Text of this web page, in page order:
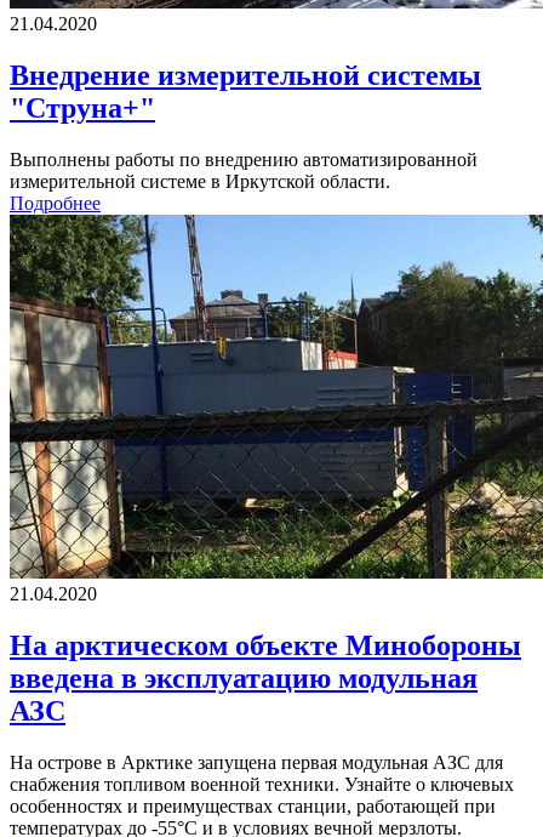
21.04.2020
Внедрение измерительной системы
"Струна+"
Выполнены работы по внедрению автоматизированной
измерительной системе в Иркутской области.
Подробнее
21.04.2020
На арктическом объекте Минобороны
введена в эксплуатацию модульная
АЗС
На острове в Арктике запущена первая модульная АЗС для
снабжения топливом военной техники. Узнайте о ключевых
особенностях и преимуществах станции, работающей при
температурах до -55°C и в условиях вечной мерзлоты.